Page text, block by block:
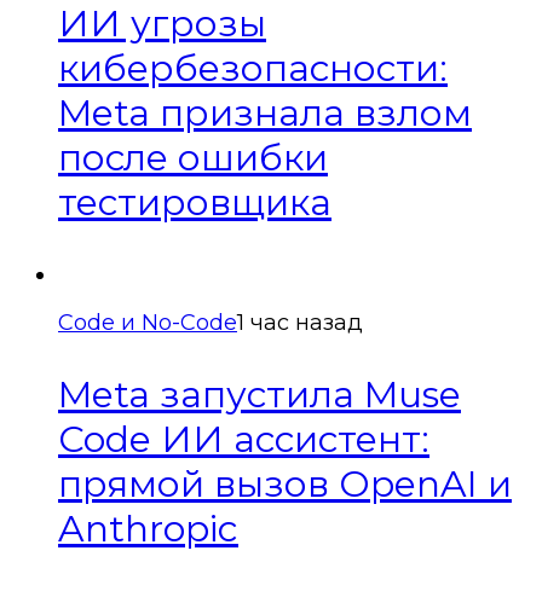
ИИ угрозы
кибербезопасности:
Meta признала взлом
после ошибки
тестировщика
Code и No-Code1 час назад
Meta запустила Muse
Code ИИ ассистент:
прямой вызов OpenAI и
Anthropic